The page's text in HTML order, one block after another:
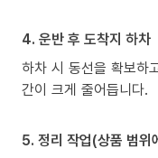
4. 운반 후 도착지 하차
하차 시 동선을 확보하
간이 크게 줄어듭니다.
5. 정리 작업(상품 범위